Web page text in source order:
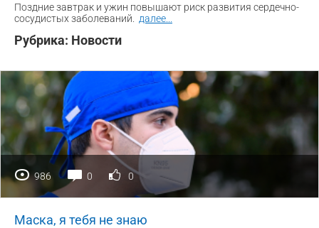
Поздние завтрак и ужин повышают риск развития сердечно-
сосудистых заболеваний.
далее
Рубрика: Новости
986 0 0
Маска, я тебя не знаю